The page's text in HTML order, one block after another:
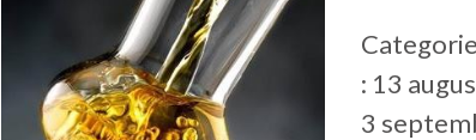
: 13
3